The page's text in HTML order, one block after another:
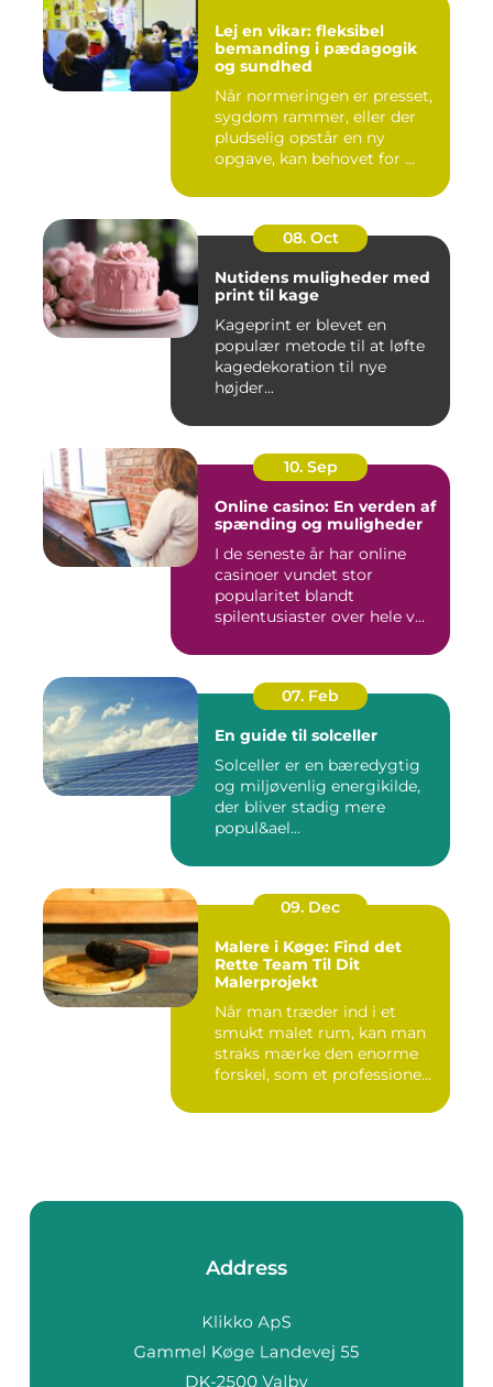
Lej en vikar: fleksibel
bemanding i pædagogik
og sundhed
Når normeringen er presset,
sygdom rammer, eller der
pludselig opstår en ny
opgave, kan behovet for ...
08. Oct
Nutidens muligheder med
print til kage
Kageprint er blevet en
populær metode til at løfte
kagedekoration til nye
højder...
10. Sep
Online casino: En verden af
spænding og muligheder
I de seneste år har online
casinoer vundet stor
popularitet blandt
spilentusiaster over hele v...
07. Feb
En guide til solceller
Solceller er en bæredygtig
og miljøvenlig energikilde,
der bliver stadig mere
popul&ael...
09. Dec
Malere i Køge: Find det
Rette Team Til Dit
Malerprojekt
Når man træder ind i et
smukt malet rum, kan man
straks mærke den enorme
forskel, som et professione...
Address